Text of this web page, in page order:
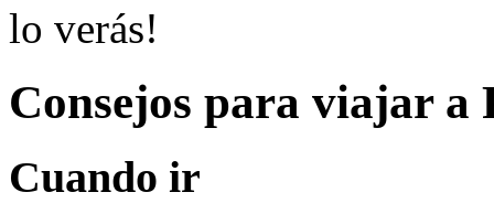
lo verás!
Consejos para viajar a
Cuando ir